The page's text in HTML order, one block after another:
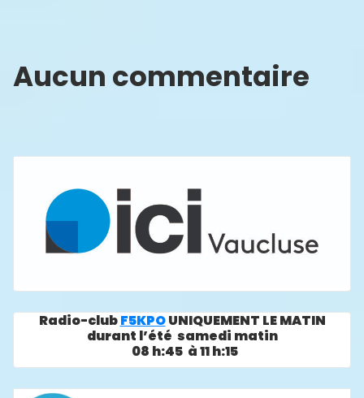
Aucun commentaire
Radio-clubF5KPOUNIQUEMENT LE MATIN
durant l’été samedi matin
08 h:45 à 11 h:15